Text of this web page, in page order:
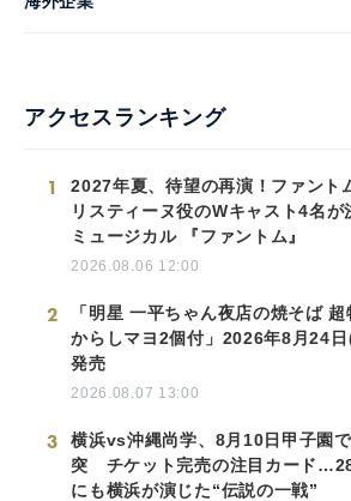
アクセスランキング
1
2027年夏、待望の再演！ファント
リスティーヌ役のWキャスト4名が
ミュージカル 『ファントム』
2026.08.06 12:00
2
「明星 一平ちゃん夜店の焼そば 超
からしマヨ2個付」2026年8月24
発売
2026.08.07 13:00
3
横浜vs沖縄尚学、8月10日甲子園
突 チケット完売の注目カード
にも横浜が演じた“伝説の一戦”